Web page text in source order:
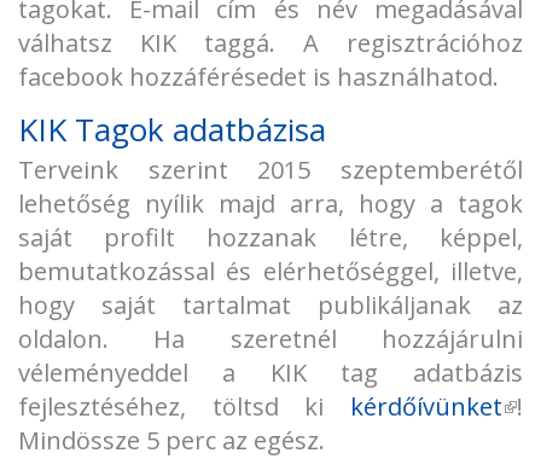
tagokat. E-mail cím és név megadásával
válhatsz KIK taggá. A regisztrációhoz
facebook hozzáférésedet is használhatod.
KIK Tagok adatbázisa
Terveink szerint 2015 szeptemberétől
lehetőség nyílik majd arra, hogy a tagok
saját profilt hozzanak létre, képpel,
bemutatkozással és elérhetőséggel, illetve,
hogy saját tartalmat publikáljanak az
oldalon. Ha szeretnél hozzájárulni
véleményeddel a KIK tag adatbázis
fejlesztéséhez, töltsd ki kérdőívünket !
Mindössze 5 perc az egész.